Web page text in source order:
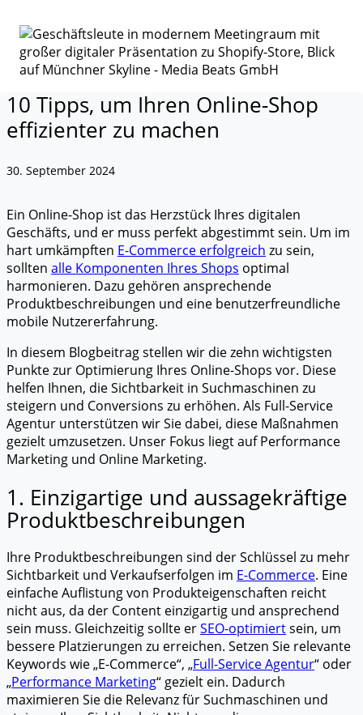
10 Tipps, um Ihren Online-Shop
effizienter zu machen
30. September 2024
Ein Online-Shop ist das Herzstück Ihres digitalen
Geschäfts, und er muss perfekt abgestimmt sein. Um im
hart umkämpften E-Commerce erfolgreich zu sein,
sollten alle Komponenten Ihres Shops optimal
harmonieren. Dazu gehören ansprechende
Produktbeschreibungen und eine benutzerfreundliche
mobile Nutzererfahrung.
In diesem Blogbeitrag stellen wir die zehn wichtigsten
Punkte zur Optimierung Ihres Online-Shops vor. Diese
helfen Ihnen, die Sichtbarkeit in Suchmaschinen zu
steigern und Conversions zu erhöhen. Als Full-Service
Agentur unterstützen wir Sie dabei, diese Maßnahmen
gezielt umzusetzen. Unser Fokus liegt auf Performance
Marketing und Online Marketing.
1. Einzigartige und aussagekräftige
Produktbeschreibungen
Ihre Produktbeschreibungen sind der Schlüssel zu mehr
Sichtbarkeit und Verkaufserfolgen im E-Commerce. Eine
einfache Auflistung von Produkteigenschaften reicht
nicht aus, da der Content einzigartig und ansprechend
sein muss. Gleichzeitig sollte erSEO-optimiertsein, um
bessere Platzierungen zu erreichen. Setzen Sie relevante
Keywords wie „E-Commerce“, „Full-Service Agentur“ oder
„Performance Marketing“ gezielt ein. Dadurch
maximieren Sie die Relevanz für Suchmaschinen und